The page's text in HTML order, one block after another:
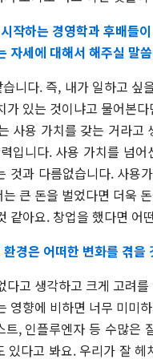
작하는 경영학과 후배들
자세에 대해서 해주실 말
습니다. 즉, 내가 일하고
있는 것이냐고 물어본
사용 가치를 갖는 거라
입니다. 사용 가치를 넘
것과 다름없습니다. 사용
큰 돈을 벌었다면 더욱
같아요. 창업을 했다면
경은 어떠한 변화를 겪
고 생각하고 크게 고려
영향에 비하면 너무 미미
, 인플루엔자 등 수많은
있다고 봐요. 우리가 잘